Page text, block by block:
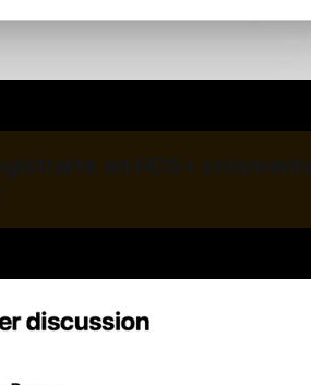
en HDS+